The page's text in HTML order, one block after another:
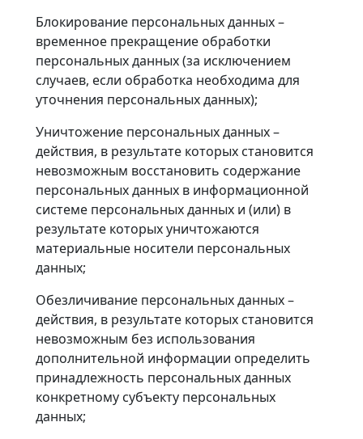
Блокирование персональных данных –
временное прекращение обработки
персональных данных (за исключением
случаев, если обработка необходима для
уточнения персональных данных);
Уничтожение персональных данных –
действия, в результате которых становится
невозможным восстановить содержание
персональных данных в информационной
системе персональных данных и (или) в
результате которых уничтожаются
материальные носители персональных
данных;
Обезличивание персональных данных –
действия, в результате которых становится
невозможным без использования
дополнительной информации определить
принадлежность персональных данных
конкретному субъекту персональных
данных;